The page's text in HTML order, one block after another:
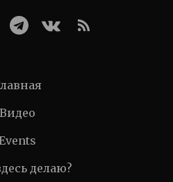
Видео
делаю?